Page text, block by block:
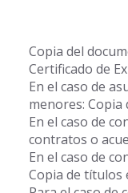
Copia del
Certificado de
En el caso de
menores: Copia
En el caso de
contratos o
En el caso de
Copia de títulos